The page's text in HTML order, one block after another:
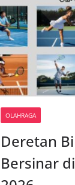
OLAHRAGA
Deretan
Bersinar